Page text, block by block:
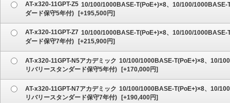
AT-x320-11GPT-Z5 10/100/1000BASE-T(PoE+)×8、10/100/1000BASE-
ダード保守5年付)
[+195,500円]
AT-x320-11GPT-Z7 10/100/1000BASE-T(PoE+)×8、10/100/1000BASE-
ダード保守7年付)
[+215,900円]
AT-x320-11GPT-N5アカデミック 10/100/1000BASE-T(PoE+)×8、10/
リバリースタンダード保守5年付)
[+170,000円]
AT-x320-11GPT-N7アカデミック 10/100/1000BASE-T(PoE+)×8、10/
リバリースタンダード保守7年付)
[+190,400円]